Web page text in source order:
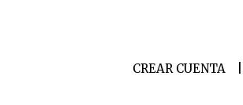
CREAR CUENTA